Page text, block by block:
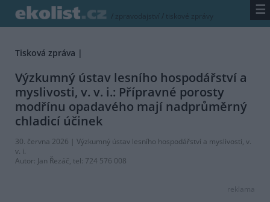
/ zpravodajství / tiskové zprávy ☰
Tisková zpráva |
Výzkumný ústav lesního hospodářství a
myslivosti, v. v. i.: Přípravné porosty
modřínu opadavého mají nadprůměrný
chladicí účinek
30. června 2026 | Výzkumný ústav lesního hospodářství a myslivosti, v.
v. i.
Autor: Jan Řezáč, tel: 724 576 008
reklama